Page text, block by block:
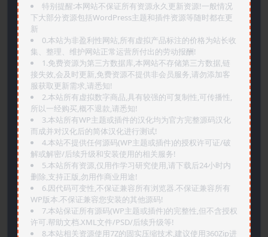
特别提醒:本网站不保证所有资源永久更新资源!一般情况
下大部分资源包括WordPress主题和插件资源等随时都在更
新
0.本站为非盈利性网站,所有虚拟产品标注的价格为站长收
集、整理、维护网站正常运营所付出的劳动报酬!
1.免费资源为第三方数据库,本网站不存储第三方数据,链
接失效,会及时更新,免费资源不提供非会员服务,请勿添加客
服获取更新需求,请悉知!
2.本站所有虚拟数字商品,具有较强的可复制性,可传播性,
所以一经购买,概不退款,请悉知!
3.本站所有WP主题或插件的汉化均为官方完整源码汉化
而成并对汉化后的简体汉化进行测试!
4.本站不提供任何源码(WP主题或插件)的授权许可证/破
解或解密/后续升级和安装使用的相关服务!
5.本站所有资源,仅用作学习研究使用,请下载后24小时内
删除,支持正版,勿用作商业用途!
6.因代码可变性,不保证兼容所有浏览器.不保证兼容所有
WP版本.不保证兼容您安装的其他源码!
7.本站保证所有源码(WP主题或插件)的完整性,但不含授权
许可.帮助文档.XML文件/PSD/后续升级等!
8.本站相关资源使用7Z的固实压缩技术,建议使用360Zip进